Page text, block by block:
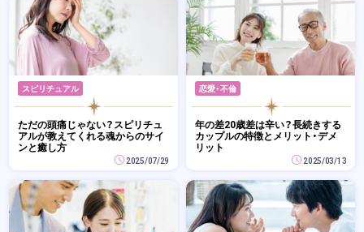
スピリチュアル
ただの頭痛じゃない？スピリチュ
アルが教えてくれる魂からのサイ
ンと癒し方
2025/07/29
恋愛・不倫
年の差20歳差は辛い？長続きする
カップルの特徴とメリット・デメ
リット
2025/03/13